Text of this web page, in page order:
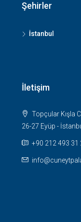
Şehirler
İstanbul
İletişim
Topçular Kışla
26-27 Eyüp -
+90 212 493 31